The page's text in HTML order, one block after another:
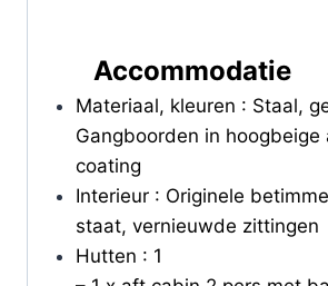
Accommodatie
Materiaal, kleuren : Staal,
Gangboorden in hoogbeige
coating
Interieur : Originele
staat, vernieuwde zittingen
Hutten : 1